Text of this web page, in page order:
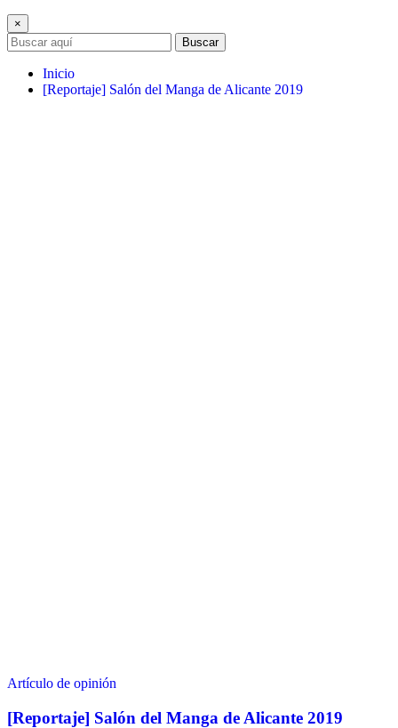
×
Buscar
Inicio
[Reportaje] Salón del Manga de Alicante 2019
Artículo de opinión
[Reportaje] Salón del Manga de Alicante 2019